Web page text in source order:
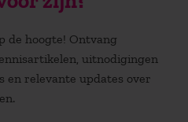
de hoogte! Ontvang
uitnodigingen
en relevante updates over